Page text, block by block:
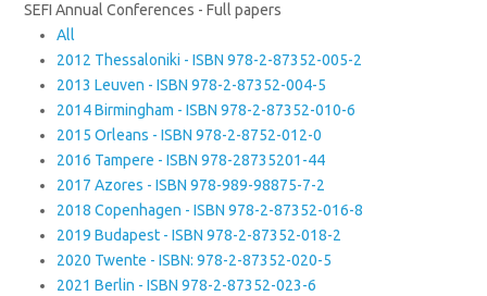
SEFI Annual Conferences - Full papers
All
2012 Thessaloniki - ISBN 978-2-87352-005-2
2013 Leuven - ISBN 978-2-87352-004-5
2014 Birmingham - ISBN 978-2-87352-010-6
2015 Orleans - ISBN 978-2-8752-012-0
2016 Tampere - ISBN 978-28735201-44
2017 Azores - ISBN 978-989-98875-7-2
2018 Copenhagen - ISBN 978-2-87352-016-8
2019 Budapest - ISBN 978-2-87352-018-2
2020 Twente - ISBN: 978-2-87352-020-5
2021 Berlin - ISBN 978-2-87352-023-6